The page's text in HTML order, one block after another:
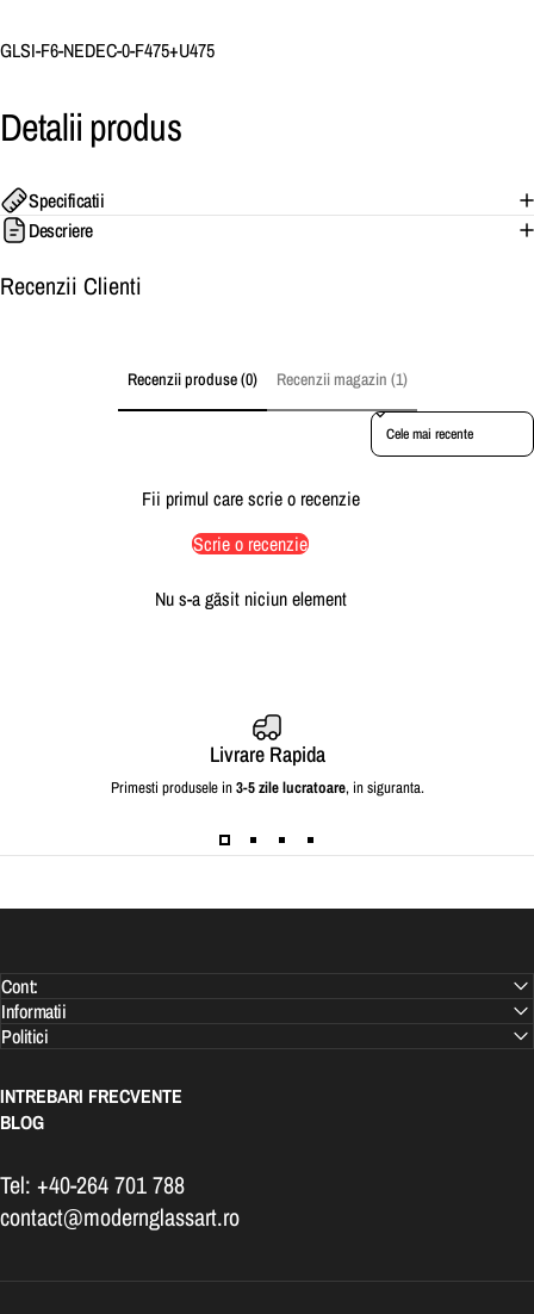
GLSI-F6-NEDEC-0-F475+U475
Detalii produs
Specificatii
Descriere
Recenzii Clienti
Recenzii produse (0) Recenzii magazin (1)
Sort reviews by
Fii primul care scrie o recenzie
Scrie o recenzie
Nu s-a găsit niciun element
Livrare Rapida
Primesti produsele in3-5 zile lucratoare, in siguranta.
Cont:
Informatii
Politici
INTREBARI FRECVENTE
BLOG
Tel: +40-264 701 788
contact@modernglassart.ro